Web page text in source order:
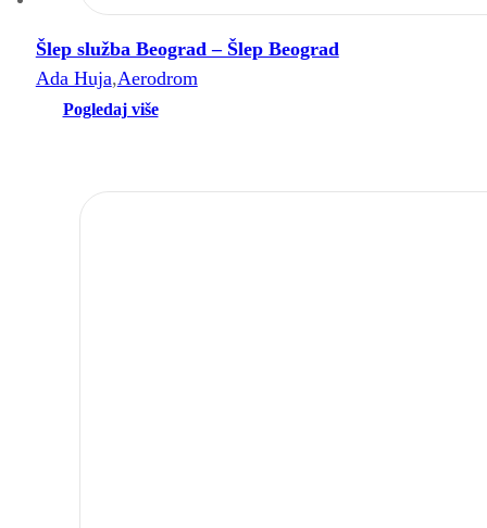
Šlep služba Beograd – Šlep Beograd
Ada Huja,Aerodrom
Pogledaj više